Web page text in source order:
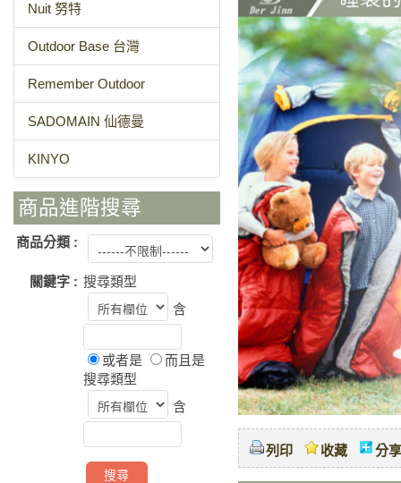
Nuit 努特
Outdoor Base 台灣
Remember Outdoor
SADOMAIN 仙德曼
KINYO
商品進階搜尋
商品分類 :
關鍵字 : 搜尋類型
含
或者是
而且是
搜尋類型
含
列印 收藏 分享